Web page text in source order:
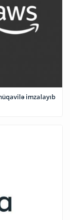
imzalayıb